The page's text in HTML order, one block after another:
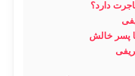
دارد؟
پسر خالش